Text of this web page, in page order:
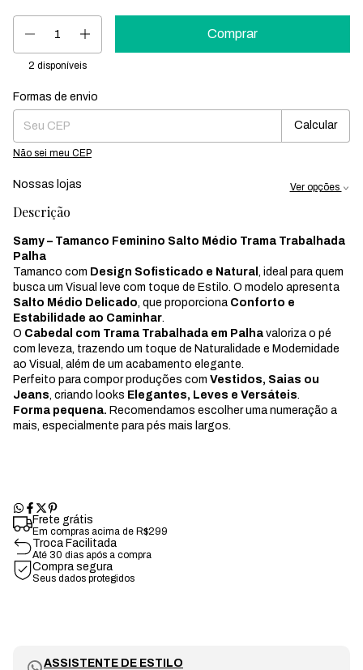
2 disponíveis
Entregas para o CEP:
Formas de envio
Calcular
Não sei meu CEP
Nossas lojas Ver opções
Descrição
Samy – Tamanco Feminino Salto Médio Trama Trabalhada
Palha
Tamanco com Design Sofisticado e Natural , ideal para quem
busca um Visual leve com toque de Estilo. O modelo apresenta
Salto Médio Delicado, que proporciona Conforto e
Estabilidade ao Caminhar.
O Cabedal com Trama Trabalhada em Palha valoriza o pé
com leveza, trazendo um toque de Naturalidade e Modernidade
ao Visual, além de um acabamento elegante.
Perfeito para compor produções com Vestidos, Saias ou
Jeans, criando looks Elegantes, Leves e Versáteis.
Forma pequena. Recomendamos escolher uma numeração a
mais, especialmente para pés mais largos.
Frete grátis
Em compras acima de R$299
Troca Facilitada
Até 30 dias após a compra
Compra segura
Seus dados protegidos
ASSISTENTE DE ESTILO